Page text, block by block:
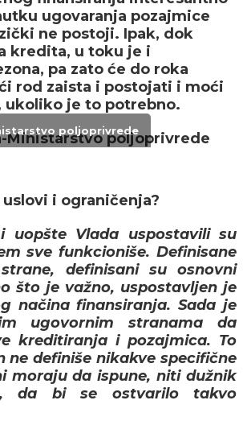
ugovaranja pozajmice
ne postoji. Ipak, dok
kredita, u toku je i
pa zato će do roka
rod zaista i postojati i moći
ukoliko je to potrebno.
poljoprivrede
i ograničenja?
uopšte Vlada uspostavili su
sve funkcioniše. Definisane
definisani su osnovni
što je važno, uspostavljen je
načina finansiranja. Sada je
ugovornim stranama da
kreditiranja i pozajmica. To
ne definiše nikakve specifične
moraju da ispune, niti dužnik
da bi se ostvarilo takvo